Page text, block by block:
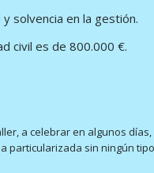
solvencia en la gestión.
civil es de 800.000 €.
a celebrar en algunos
particularizada sin ningún